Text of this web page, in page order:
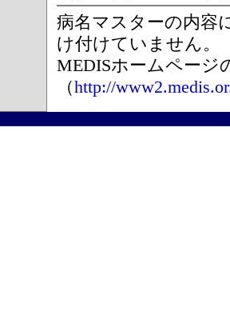
病名マスターの内容
け付けていません。
MEDISホームページ
（http://